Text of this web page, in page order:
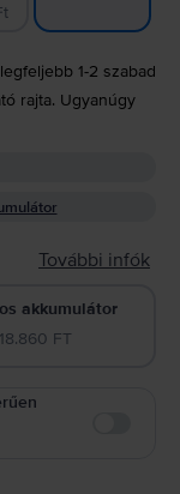
1-2 szabad
rajta. Ugyanúgy
További infók
akkumulátor
18.860 FT